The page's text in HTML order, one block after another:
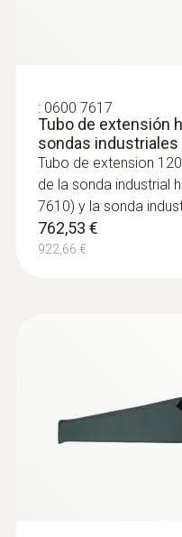
: 0600 7617
Tubo de extensión
sondas industriales
Tubo de extension
de la sonda industrial
7610) y la sonda
762,53 €
922,66 €